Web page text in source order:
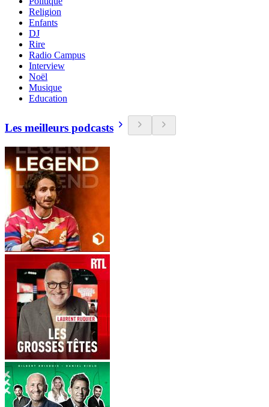
Religion
Enfants
DJ
Rire
Radio Campus
Interview
Noël
Musique
Education
Les meilleurs podcasts